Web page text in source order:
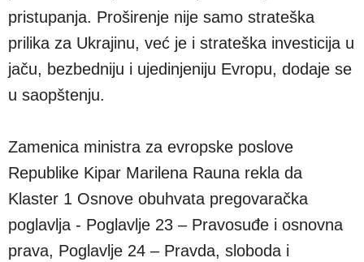
pristupanja. Proširenje nije samo strateška
prilika za Ukrajinu, već je i strateška investicija u
jaču, bezbedniju i ujedinjeniju Evropu, dodaje se
u saopštenju.
Zamenica ministra za evropske poslove
Republike Kipar Marilena Rauna rekla da
Klaster 1 Osnove obuhvata pregovaračka
poglavlja - Poglavlje 23 – Pravosuđe i osnovna
prava, Poglavlje 24 – Pravda, sloboda i